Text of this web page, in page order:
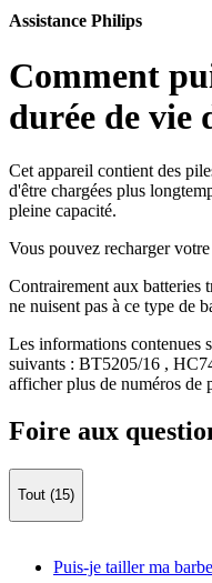
Assistance Philips
Comment
durée de vie
Cet appareil contient des
d'être chargées plus
pleine capacité.
Vous pouvez recharger
Contrairement aux batteries
ne nuisent pas à ce type de
Les informations contenues
suivants : BT5205/16 ,
afficher plus de numéros de
Foire aux
Tout (15)
Puis-je tailler ma